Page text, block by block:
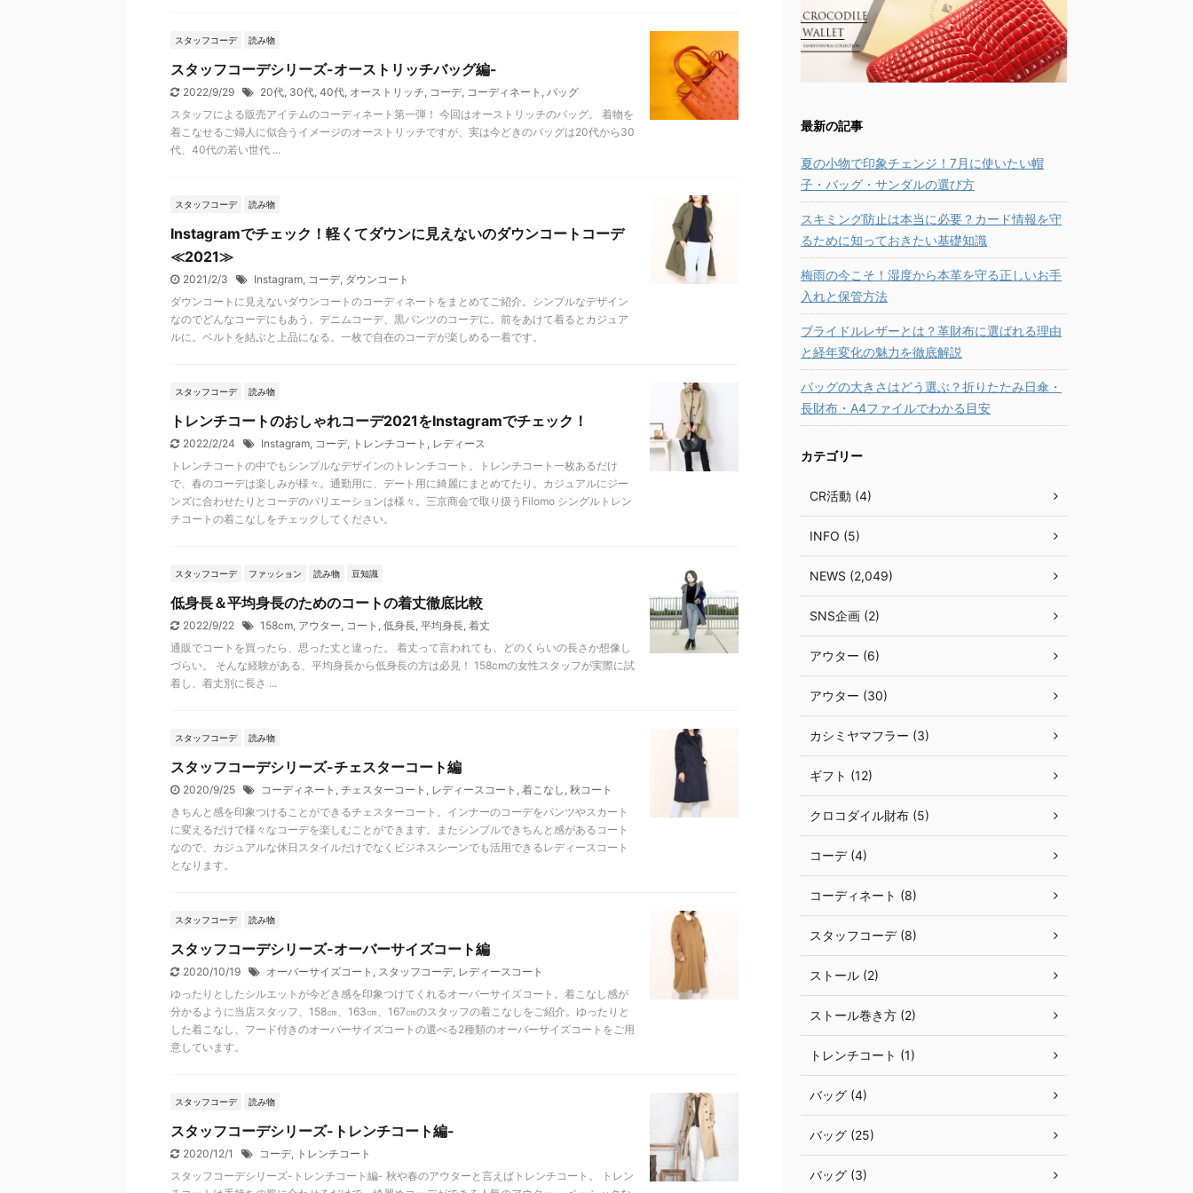
スタッフコーデ 読み物
スタッフコーデシリーズ-オーストリッチバッグ編-
2022/9/29 20代, 30代, 40代, オーストリッチ, コーデ, コーディネート , バッグ
スタッフによる販売アイテムのコーディネート第一弾！ 今回はオーストリッチのバッグ。 着物を
着こなせるご婦人に似合うイメージのオーストリッチですが、実は今どきのバッグは20代から30
代、40代の若い世代 ...
スタッフコーデ 読み物
Instagramでチェック！軽くてダウンに見えないのダウンコートコーデ
≪2021≫
2021/2/3 Instagram, コーデ, ダウンコート
ダウンコートに見えないダウンコートのコーディネートをまとめてご紹介。シンプルなデザイン
なのでどんなコーデにもあう。デニムコーデ、黒パンツのコーデに。前をあけて着るとカジュア
ルに。ベルトを結ぶと上品になる。一枚で自在のコーデが楽しめる一着です。
スタッフコーデ 読み物
トレンチコートのおしゃれコーデ2021をInstagramでチェック！
2022/2/24 Instagram, コーデ, トレンチコート , レディース
トレンチコートの中でもシンプルなデザインのトレンチコート。トレンチコート一枚あるだけ
で、春のコーデは楽しみが様々。通勤用に、デート用に綺麗にまとめてたり。カジュアルにジー
ンズに合わせたりとコーデのバリエーションは様々。三京商会で取り扱うFilomo シングルトレン
チコートの着こなしをチェックしてください。
スタッフコーデ ファッション 読み物 豆知識
低身長＆平均身長のためのコートの着丈徹底比較
2022/9/22 158cm, アウター, コート , 低身長, 平均身長, 着丈
通販でコートを買ったら、思った丈と違った。 着丈って言われても、どのくらいの長さか想像し
づらい。 そんな経験がある、平均身長から低身長の方は必見！ 158cmの女性スタッフが実際に試
着し、着丈別に長さ ...
スタッフコーデ 読み物
スタッフコーデシリーズ-チェスターコート編
2020/9/25 コーディネート , チェスターコート , レディースコート , 着こなし , 秋コート
きちんと感を印象つけることができるチェスターコート。インナーのコーデをパンツやスカート
に変えるだけで様々なコーデを楽しむことができます。またシンプルできちんと感があるコート
なので、カジュアルな休日スタイルだけでなくビジネスシーンでも活用できるレディースコート
となります。
スタッフコーデ 読み物
スタッフコーデシリーズ-オーバーサイズコート編
2020/10/19 オーバーサイズコート , スタッフコーデ, レディースコート
ゆったりとしたシルエットが今どき感を印象つけてくれるオーバーサイズコート。着こなし感が
分かるように当店スタッフ、158㎝、163㎝、167㎝のスタッフの着こなしをご紹介。ゆったりと
した着こなし、フード付きのオーバーサイズコートの選べる2種類のオーバーサイズコートをご用
意しています。
スタッフコーデ 読み物
スタッフコーデシリーズ-トレンチコート編-
2020/12/1 コーデ, トレンチコート
スタッフコーデシリーズ-トレンチコート編- 秋や春のアウターと言えばトレンチコート。 トレン
最新の記事
夏の小物で印象チェンジ！7月に使いたい帽
子・バッグ・サンダルの選び方
スキミング防止は本当に必要？カード情報を守
るために知っておきたい基礎知識
梅雨の今こそ！湿度から本革を守る正しいお手
入れと保管方法
ブライドルレザーとは？革財布に選ばれる理由
と経年変化の魅力を徹底解説
バッグの大きさはどう選ぶ？折りたたみ日傘・
長財布・A4ファイルでわかる目安
カテゴリー
CR活動 (4)
INFO (5)
NEWS (2,049)
SNS企画 (2)
アウター (6)
アウター (30)
カシミヤマフラー (3)
ギフト (12)
クロコダイル財布 (5)
コーデ (4)
コーディネート (8)
スタッフコーデ (8)
ストール (2)
ストール巻き方 (2)
トレンチコート (1)
バッグ (4)
バッグ (25)
バッグ (3)